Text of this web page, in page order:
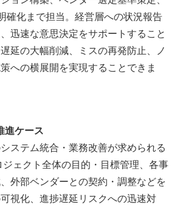
確化まで担当。経営層への状況報告
迅速な意思決定をサポートすること
延の大幅削減、ミスの再発防止、ノ
への横展開を実現することできま
進ケース
ステム統合・業務改善が求められる
ジェクト全体の目的・目標管理、各事
外部ベンダーとの契約・調整などを
視化、進捗遅延リスクへの迅速対